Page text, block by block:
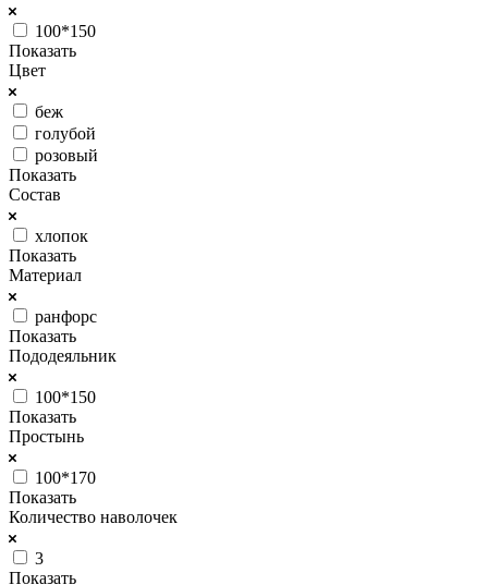
100*150
Показать
Цвет
беж
голубой
розовый
Показать
Состав
хлопок
Показать
Материал
ранфорс
Показать
Пододеяльник
100*150
Показать
Простынь
100*170
Показать
Количество наволочек
3
Показать